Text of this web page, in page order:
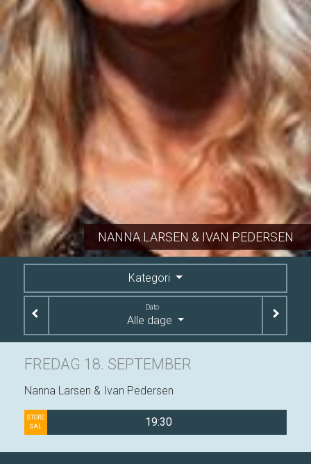
NANNA LARSEN & IVAN PEDERSEN
Kategori
Dato
Alle dage
FREDAG 18. SEPTEMBER
Nanna Larsen & Ivan Pedersen
STORE
SAL
19:30